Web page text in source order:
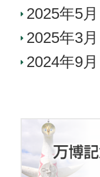
2025年5月
2025年3月
2024年9月